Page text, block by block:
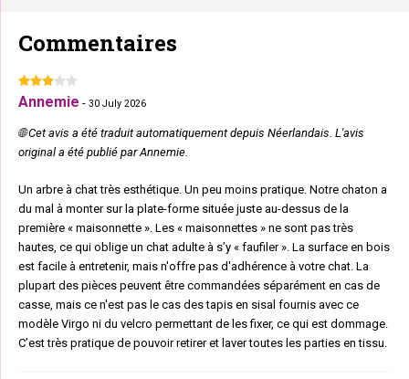
Commentaires
Annemie - 30 July 2026
🌐 Cet avis a été traduit automatiquement depuis Néerlandais. L'avis
original a été publié par Annemie.
Un arbre à chat très esthétique. Un peu moins pratique. Notre chaton a
du mal à monter sur la plate-forme située juste au-dessus de la
première « maisonnette ». Les « maisonnettes » ne sont pas très
hautes, ce qui oblige un chat adulte à s’y « faufiler ». La surface en bois
est facile à entretenir, mais n'offre pas d'adhérence à votre chat. La
plupart des pièces peuvent être commandées séparément en cas de
casse, mais ce n'est pas le cas des tapis en sisal fournis avec ce
modèle Virgo ni du velcro permettant de les fixer, ce qui est dommage.
C’est très pratique de pouvoir retirer et laver toutes les parties en tissu.